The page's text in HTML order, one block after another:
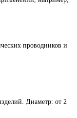
проводников и
Диаметр: от 2